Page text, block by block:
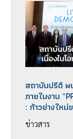
สถาบันปรีดี
ภายในงาน
: ก้าวย่างให
ข่าวสาร